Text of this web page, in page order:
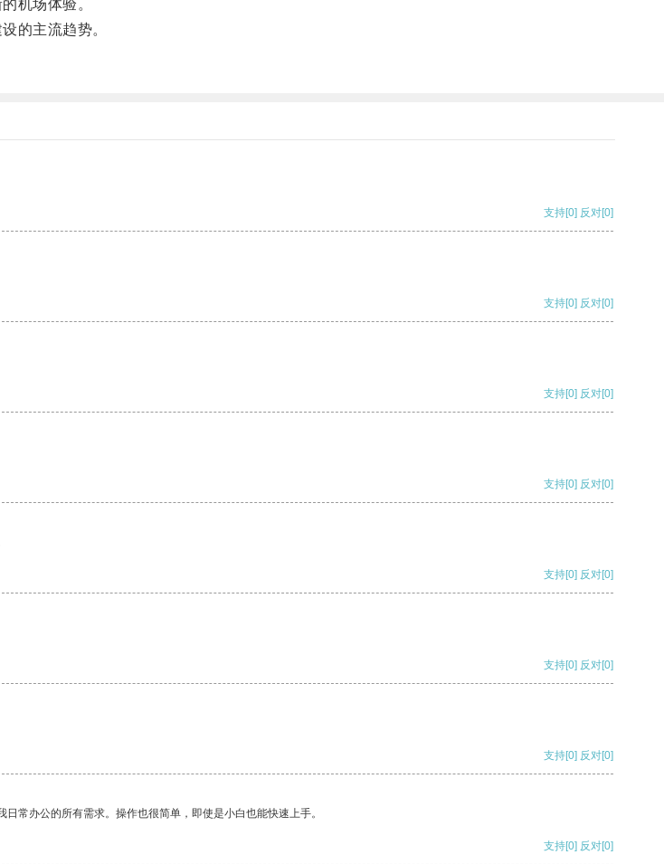
机场体验。
的主流趋势。
支持[0] 反对[0]
支持[0] 反对[0]
支持[0] 反对[0]
支持[0] 反对[0]
支持[0] 反对[0]
支持[0] 反对[0]
支持[0] 反对[0]
常办公的所有需求。操作也很简单，即使是小白也能快速上手。
支持[0] 反对[0]